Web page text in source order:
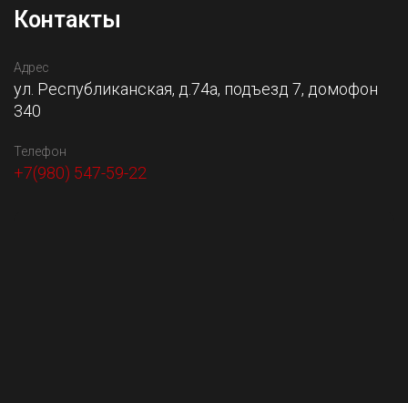
Контакты
Адрес
ул. Республиканская, д.74а, подъезд 7, домофон
340
Телефон
+7(980) 547-59-22